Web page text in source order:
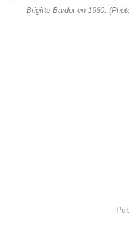
Brigitte Bardot en 1960.